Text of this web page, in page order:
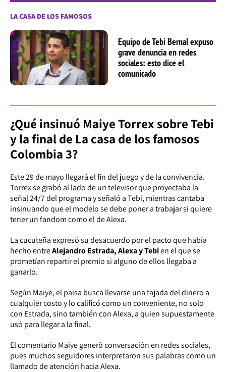
LA CASA DE LOS FAMOSOS
Equipo de Tebi Bernal expuso
grave denuncia en redes
sociales: esto dice el
comunicado
¿Qué insinuó Maiye Torrex sobre Tebi
y la final de La casa de los famosos
Colombia 3?
Este 29 de mayo llegará el fin del juego y de la convivencia.
Torrex se grabó al lado de un televisor que proyectaba la
señal 24/7 del programa y señaló a Tebi, mientras cantaba
insinuando que el modelo se debe poner a trabajar si quiere
tener un fandom como el de Alexa.
La cucuteña expresó su desacuerdo por el pacto que había
hecho entreAlejandro Estrada, Alexa y Tebien el que se
prometían repartir el premio si alguno de ellos llegaba a
ganarlo.
Según Maiye, el paisa busca llevarse una tajada del dinero a
cualquier costo y lo calificó como un conveniente, no solo
con Estrada, sino también con Alexa, a quien supuestamente
usó para llegar a la final.
El comentario Maiye generó conversación en redes sociales,
pues muchos seguidores interpretaron sus palabras como un
llamado de atención hacia Alexa.